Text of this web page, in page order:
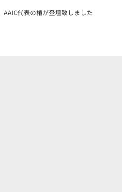
AAIC代表の椿が登壇致しました